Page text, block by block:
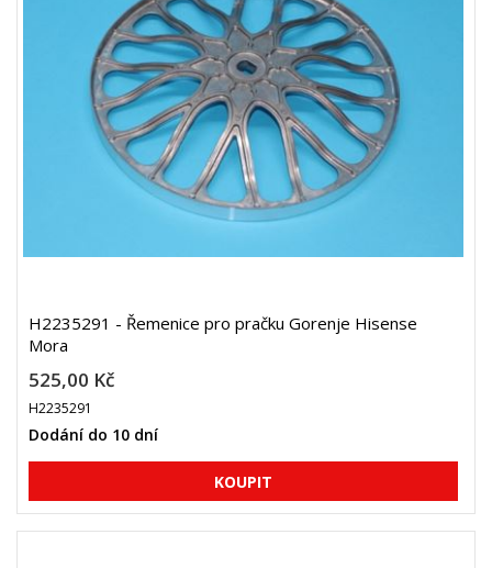
H2235291 - Řemenice pro pračku Gorenje Hisense
Mora
525,00 Kč
H2235291
Dodání do 10 dní